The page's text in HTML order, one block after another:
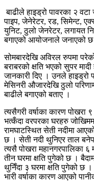
बाढीले हाइड्रो पावरका २
पाइप, जेनेरेटर, रड, सिमेन्ट,
युनिट, ठुलो जेनरेटर, लगायत
बगाएको आयोजनाले जनाएको छ
सोमबारदेखि अविरल रुपमा
बराबरको क्षति भएको सुपर
जानकारी दिए । उनले हाइड्रो
मेसिनरी औजारदेखि ठुलो
बाढीले बगाएको बताए ।
त्यसैगरी वर्षाका कारण पोखरा
भत्कँदा वरपरका घरहरु
रामघाटस्थित सेती नदीमा
छ । सेती नदी थुनिएर ताल
त्यसै पोखरा महानगरपालिका ६
तीन घरमा क्षति पुगेको छ ।
थुनिँदा ३ घरमा क्षति पुगेको छ ।
भारी वर्षाका कारण आएको